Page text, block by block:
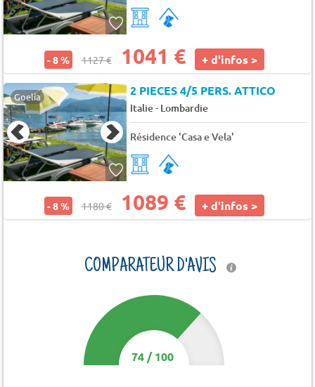
- 8 % 1127 € 1041 € + d'infos >
Goelia 2 PIECES 4/5 PERS. ATTICO
Italie- Lombardie
Résidence 'Casa e Vela'
- 8 % 1180 € 1089 € + d'infos >
COMPARATEUR D'AVIS
74/100